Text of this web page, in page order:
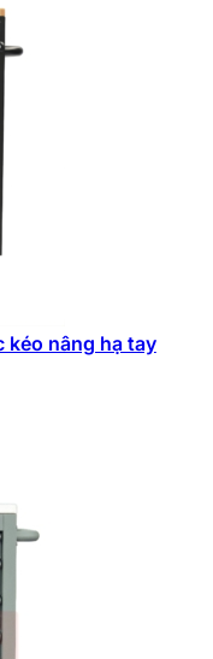
kéo nâng hạ tay